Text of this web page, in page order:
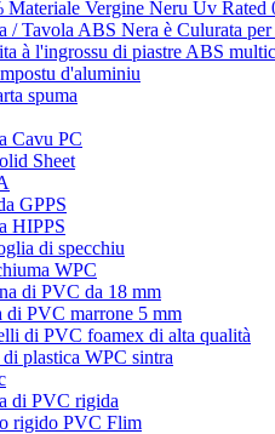
Materiale Vergine Neru Uv
/ Tavola ABS Nera è Culurata
à l'ingrossu di piastre ABS
d'aluminiu
spuma
Cavu PC
Sheet
GPPS
HIPPS
di specchiu
WPC
di PVC da 18 mm
di PVC marrone 5 mm
di PVC foamex di alta qualità
plastica WPC sintra
di PVC rigida
rigido PVC Flim